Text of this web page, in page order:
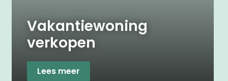
Vakantiewoning
verkopen
Lees meer